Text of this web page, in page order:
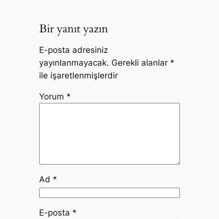
Bir yanıt yazın
E-posta adresiniz
yayınlanmayacak. Gerekli alanlar *
ile işaretlenmişlerdir
Yorum *
Ad *
E-posta *